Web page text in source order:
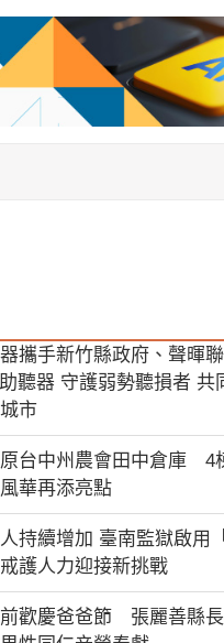
攜手新竹縣政府、聲暉
聽器 守護弱勢聽損者 共
市
台中州農會田中倉庫 4
華再添亮點
持續增加 臺南監獄啟用
護人力迎接新挑戰
歡慶爸爸節 張麗善縣